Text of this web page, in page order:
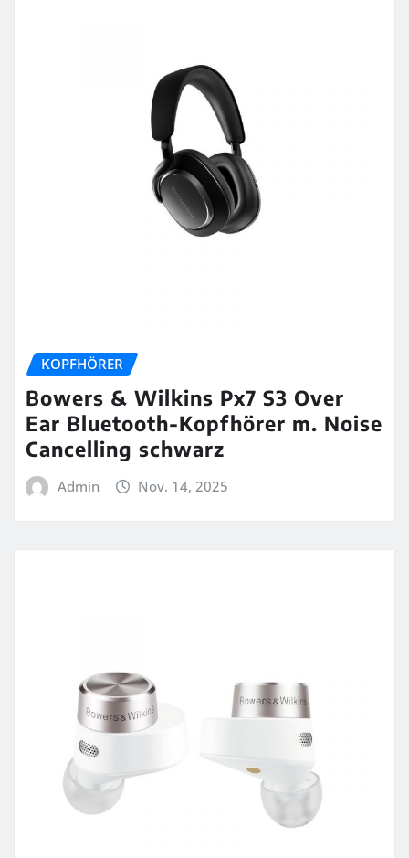
KOPFHÖRER
Bowers & Wilkins Px7 S3 Over
Ear Bluetooth-Kopfhörer m. Noise
Cancelling schwarz
Admin Nov. 14, 2025